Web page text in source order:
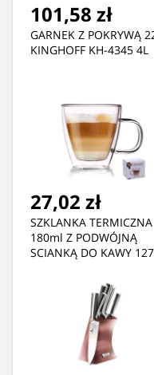
101,58 zł
GARNEK Z POKRYWĄ
KINGHOFF KH-4345 4L
27,02 zł
SZKLANKA TERMICZNA
180ml Z PODWÓJNĄ
SCIANKĄ DO KAWY